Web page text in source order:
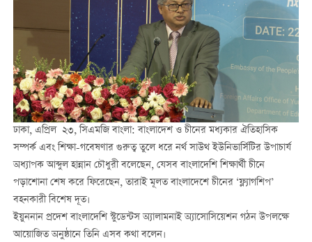
ঢাকা, এপ্রিল ২৩, সিএমজি বাংলা: বাংলাদেশ ও চীনের মধ্যকার ঐতিহাসিক
সম্পর্ক এবং শিক্ষা-গবেষণার গুরুত্ব তুলে ধরে নর্থ সাউথ ইউনিভার্সিটির উপাচার্য
অধ্যাপক আব্দুল হান্নান চৌধুরী বলেছেন, যেসব বাংলাদেশি শিক্ষার্থী চীনে
পড়াশোনা শেষ করে ফিরেছেন, তারাই মূলত বাংলাদেশে চীনের ‘ফ্ল্যাগশিপ’
বহনকারী বিশেষ দূত।
ইয়ুননান প্রদেশ বাংলাদেশি স্টুডেন্টস অ্যালামনাই অ্যাসোসিয়েশন গঠন উপলক্ষে
আয়োজিত অনুষ্ঠানে তিনি এসব কথা বলেন।